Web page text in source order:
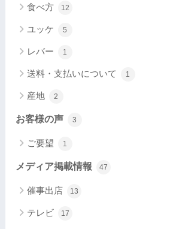
食べ方 12
ユッケ 5
レバー 1
送料・支払いについて 1
産地 2
お客様の声 3
ご要望 1
メディア掲載情報 47
催事出店 13
テレビ 17